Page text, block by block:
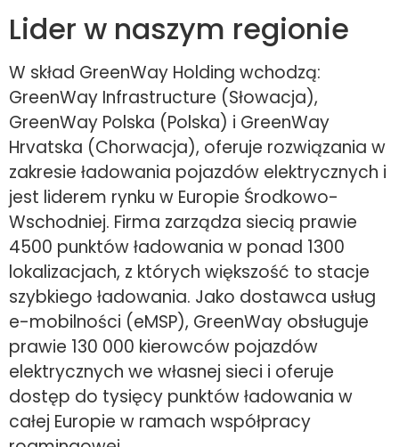
Lider w naszym regionie
W skład GreenWay Holding wchodzą:
GreenWay Infrastructure (Słowacja),
GreenWay Polska (Polska) i GreenWay
Hrvatska (Chorwacja), oferuje rozwiązania w
zakresie ładowania pojazdów elektrycznych i
jest liderem rynku w Europie Środkowo-
Wschodniej. Firma zarządza siecią prawie
4500 punktów ładowania w ponad 1300
lokalizacjach, z których większość to stacje
szybkiego ładowania. Jako dostawca usług
e-mobilności (eMSP), GreenWay obsługuje
prawie 130 000 kierowców pojazdów
elektrycznych we własnej sieci i oferuje
dostęp do tysięcy punktów ładowania w
całej Europie w ramach współpracy